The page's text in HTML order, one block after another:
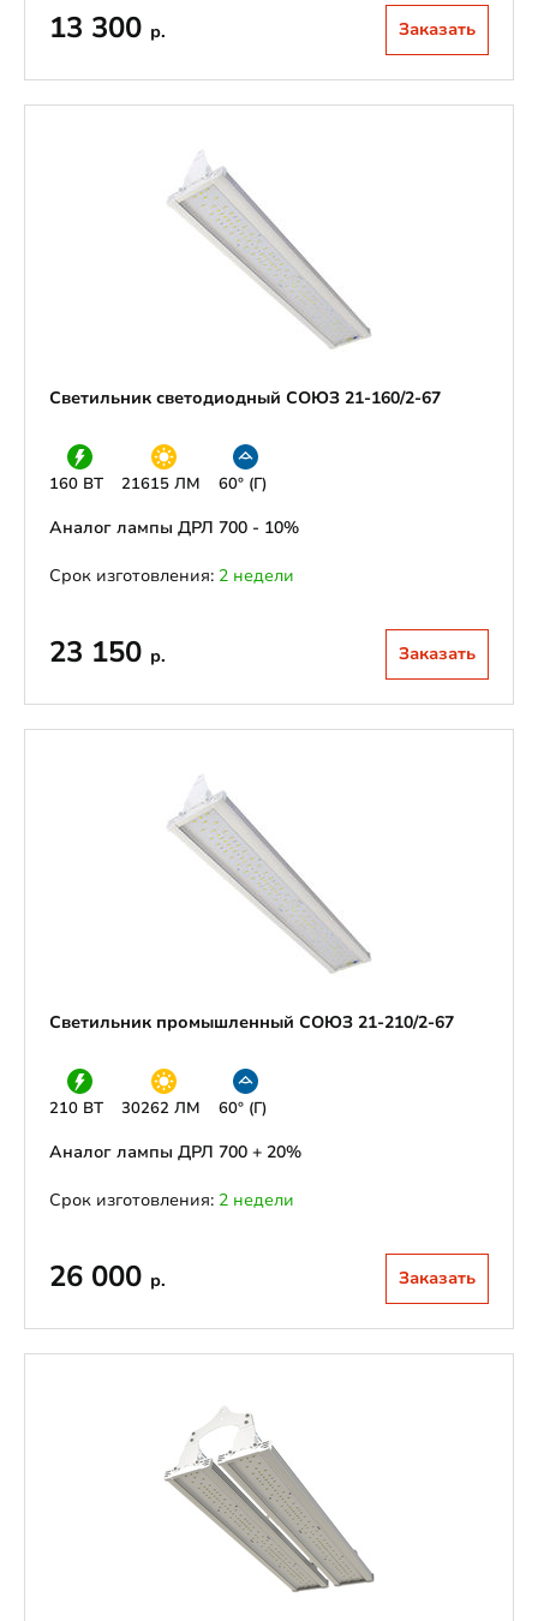
13 300 р. Заказать
Светильник светодиодный СОЮЗ 21-160/2-67
160 ВТ 21615 ЛМ 60° (Г)
Аналог лампы ДРЛ 700 - 10%
Срок изготовления: 2 недели
23 150 р. Заказать
Светильник промышленный СОЮЗ 21-210/2-67
210 ВТ 30262 ЛМ 60° (Г)
Аналог лампы ДРЛ 700 + 20%
Срок изготовления: 2 недели
26 000 р. Заказать